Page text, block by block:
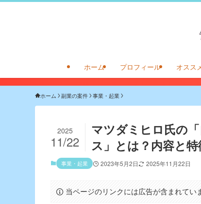
ホーム プロフィール オスス
ホーム 副業の案件 事業・起業
マツダミヒロ氏の
ス」とは？内容と
2025
11/22
事業・起業 2023年5月2日 2025年11月22日
当ページのリンクには広告が含まれてい